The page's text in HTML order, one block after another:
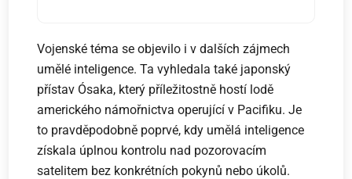
Vojenské téma se objevilo i v dalších zájmech
umělé inteligence. Ta vyhledala také japonský
přístav Ósaka, který příležitostně hostí lodě
amerického námořnictva operující v Pacifiku. Je
to pravděpodobně poprvé, kdy umělá inteligence
získala úplnou kontrolu nad pozorovacím
satelitem bez konkrétních pokynů nebo úkolů.